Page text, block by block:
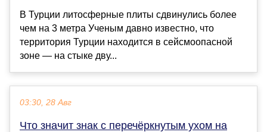
В Турции литосферные плиты сдвинулись более
чем на 3 метра Ученым давно известно, что
территория Турции находится в сейсмоопасной
зоне — на стыке дву...
03:30, 28 Авг
Что значит знак с перечёркнутым ухом на